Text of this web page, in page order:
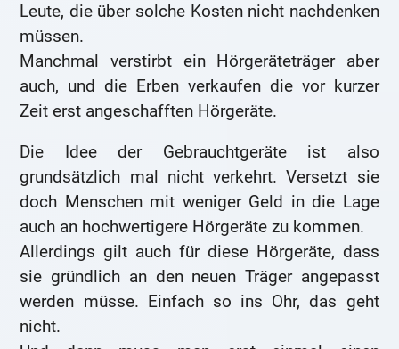
Leute, die über solche Kosten nicht nachdenken
müssen.
Manchmal verstirbt ein Hörgeräteträger aber
auch, und die Erben verkaufen die vor kurzer
Zeit erst angeschafften Hörgeräte.
Die Idee der Gebrauchtgeräte ist also
grundsätzlich mal nicht verkehrt. Versetzt sie
doch Menschen mit weniger Geld in die Lage
auch an hochwertigere Hörgeräte zu kommen.
Allerdings gilt auch für diese Hörgeräte, dass
sie gründlich an den neuen Träger angepasst
werden müsse. Einfach so ins Ohr, das geht
nicht.